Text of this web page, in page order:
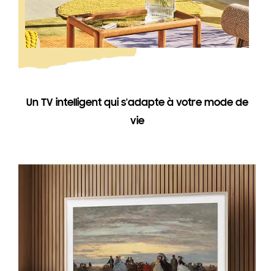
Un TV intelligent qui s'adapte à votre mode de
vie